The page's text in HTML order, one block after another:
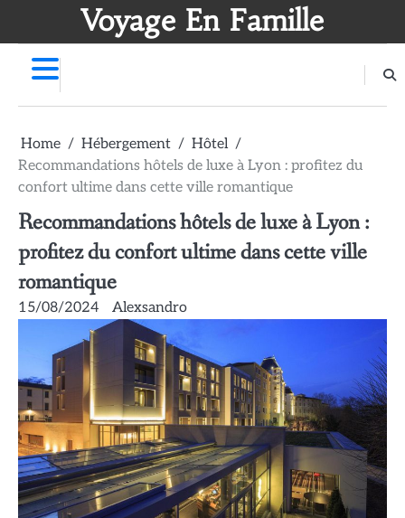
Voyage En Famille
Home Hébergement
Hôtel
Recommandations hôtels de luxe à Lyon : profitez du
confort ultime dans cette ville romantique
Recommandations hôtels de luxe à Lyon :
profitez du confort ultime dans cette ville
romantique
15/08/2024 Alexsandro